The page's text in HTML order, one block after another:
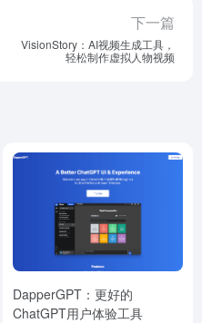
下一篇
VisionStory：AI视频生成工具，
轻松制作虚拟人物视频
DapperGPT：更好的
ChatGPT用户体验工具